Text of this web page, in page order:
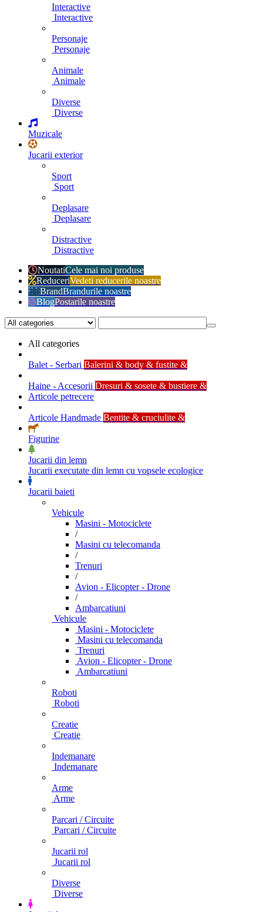
Interactive
Interactive
Personaje
Personaje
Animale
Animale
Diverse
Diverse
Muzicale
Jucarii exterior
Sport
Sport
Deplasare
Deplasare
Distractive
Distractive
NoutatiCele mai noi produse
ReduceriVedeti reducerile noastre
BrandBrandurile noastre
BlogPostarile noastre
All categories
Balet - Serbari Balerini & body & fustite &
Haine - Accesorii Dresuri & sosete & bustiere &
Articole petrecere
Articole Handmade Bentite & cruciulite &
Figurine
Jucarii din lemn
Jucarii executate din lemn cu vopsele ecologice
Jucarii baieti
Vehicule
Masini - Motociclete
/
Masini cu telecomanda
/
Trenuri
/
Avion - Elicopter - Drone
/
Ambarcatiuni
Vehicule
Masini - Motociclete
Masini cu telecomanda
Trenuri
Avion - Elicopter - Drone
Ambarcatiuni
Roboti
Roboti
Creatie
Creatie
Indemanare
Indemanare
Arme
Arme
Parcari / Circuite
Parcari / Circuite
Jucarii rol
Jucarii rol
Diverse
Diverse